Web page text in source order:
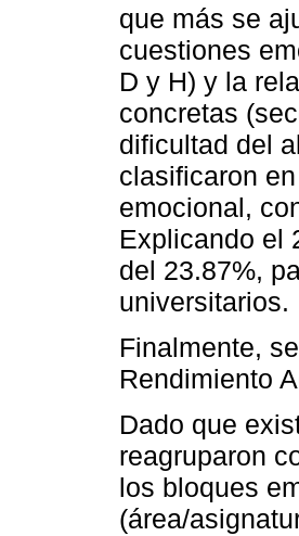
que más se
cuestiones
D y H) y la
concretas
dificultad del
clasificaron
emocional,
Explicando el
del 23.87%,
universitarios.
Finalmente,
Rendimiento
Dado que
reagruparon
los bloques
(área/